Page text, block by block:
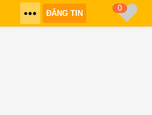
0
ĐĂNG TIN